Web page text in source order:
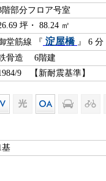
階部分フロア号室
坪・ 88.24 ㎡
堂筋線 『 淀屋橋 』 6 分
骨造 6階建
9 【新耐震基準】
基